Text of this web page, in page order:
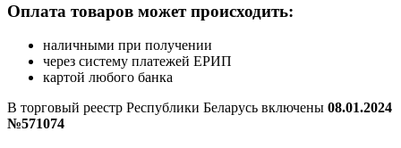
Оплата товаров может происходить:
наличными при получении
через систему платежей ЕРИП
картой любого банка
В торговый реестр Республики Беларусь включены 08.01.2024
№571074